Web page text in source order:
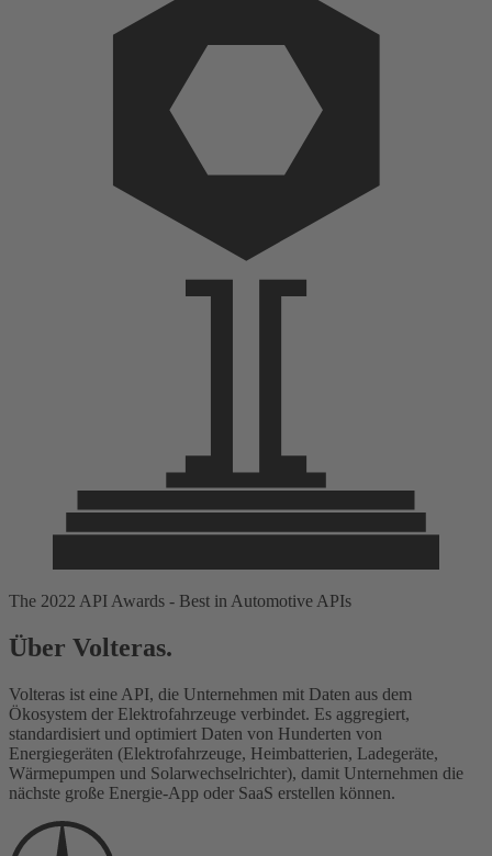
The 2022 API Awards - Best in Automotive APIs
Über Volteras.
Volteras ist eine API, die Unternehmen mit Daten aus dem
Ökosystem der Elektrofahrzeuge verbindet. Es aggregiert,
standardisiert und optimiert Daten von Hunderten von
Energiegeräten (Elektrofahrzeuge, Heimbatterien, Ladegeräte,
Wärmepumpen und Solarwechselrichter), damit Unternehmen die
nächste große Energie-App oder SaaS erstellen können.